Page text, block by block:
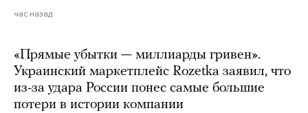
час назад
«Прямые убытки — миллиарды гривен».
Украинский маркетплейс Rozetka заявил, что
из-за удара России понес самые большие
потери в истории компании